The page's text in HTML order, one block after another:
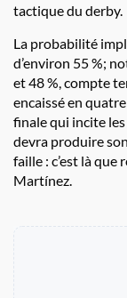
tactique du derby.
La probabilité
d’environ 55 %;
et 48 %, compte
encaissé en
finale qui incite
devra produire
faille : c’est là que
Martínez.